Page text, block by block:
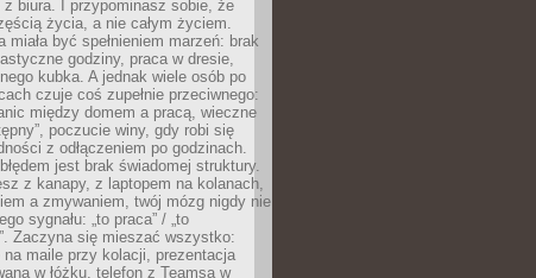
z biura. I przypominasz sobie, że
życia, a nie całym życiem.
miała być spełnieniem marzeń: brak
godziny, praca w dresie,
kubka. A jednak wiele osób po
czuje coś zupełnie przeciwnego:
między domem a pracą, wieczne
poczucie winy, gdy robi się
z odłączeniem po godzinach.
jest brak świadomej struktury.
z kanapy, z laptopem na kolanach,
a zmywaniem, twój mózg nigdy nie
sygnału: „to praca” / „to
Zaczyna się mieszać wszystko:
na maile przy kolacji, prezentacja
w łóżku, telefon z Teamsa w